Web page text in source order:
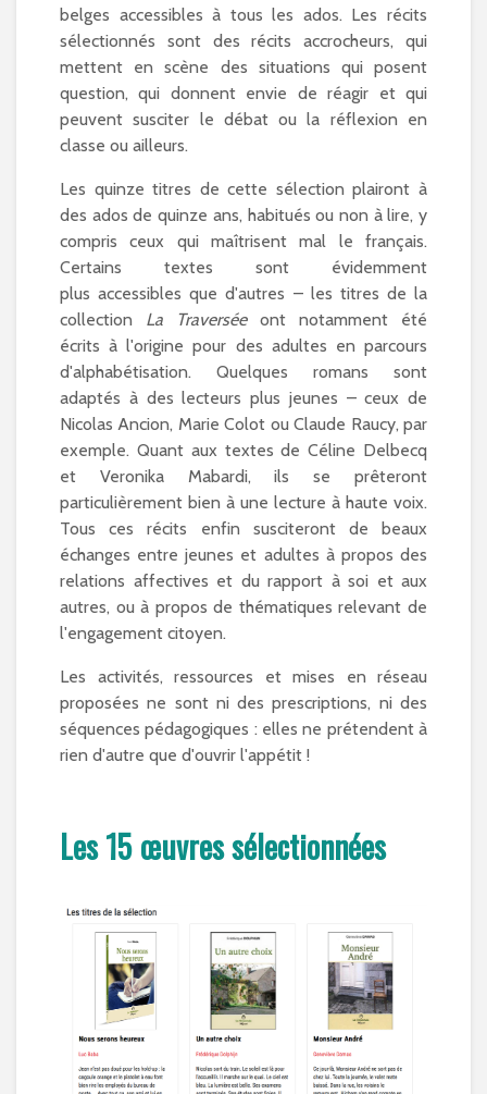
belges accessibles à tous les ados. Les récits
sélectionnés sont des récits accrocheurs, qui
mettent en scène des situations qui posent
question, qui donnent envie de réagir et qui
peuvent susciter le débat ou la réflexion en
classe ou ailleurs.
Les quinze titres de cette sélection plairont à
des ados de quinze ans, habitués ou non à lire, y
compris ceux qui maîtrisent mal le français.
Certains textes sont évidemment
plus accessibles que d'autres – les titres de la
collection La Traverséeont notamment été
écrits à l'origine pour des adultes en parcours
d'alphabétisation. Quelques romans sont
adaptés à des lecteurs plus jeunes – ceux de
Nicolas Ancion, Marie Colot ou Claude Raucy, par
exemple. Quant aux textes de Céline Delbecq
et Veronika Mabardi, ils se prêteront
particulièrement bien à une lecture à haute voix.
Tous ces récits enfin susciteront de beaux
échanges entre jeunes et adultes à propos des
relations affectives et du rapport à soi et aux
autres, ou à propos de thématiques relevant de
l'engagement citoyen.
Les activités, ressources et mises en réseau
proposées ne sont ni des prescriptions, ni des
séquences pédagogiques : elles ne prétendent à
rien d'autre que d'ouvrir l'appétit !
Les 15 œuvres sélectionnées